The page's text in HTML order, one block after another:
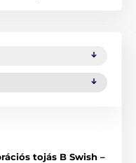
tojás B Swish –